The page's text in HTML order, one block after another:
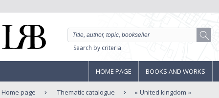
Search by criteria
HOME PAGE BOOKS AND WORKS
Home page Thematic catalogue United kingdom